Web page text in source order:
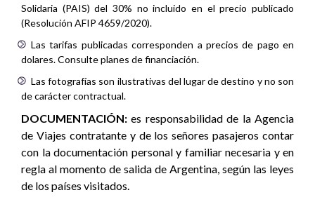
Solidaria (PAIS) del 30% no incluido en el precio publicado
(Resolución AFIP 4659/2020).
Las tarifas publicadas corresponden a precios de pago en
dolares. Consulte planes de financiación.
Las fotografías son ilustrativas del lugar de destino y no son
de carácter contractual.
DOCUMENTACIÓN: es responsabilidad de la Agencia
de Viajes contratante y de los señores pasajeros contar
con la documentación personal y familiar necesaria y en
regla al momento de salida de Argentina, según las leyes
de los países visitados.